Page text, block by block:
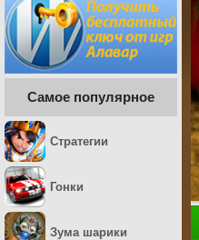
Самое популярное
Стратегии
Гонки
Зума шарики